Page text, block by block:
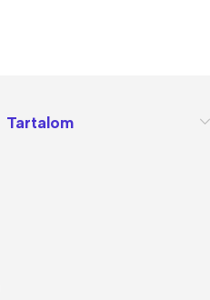
Tartalom